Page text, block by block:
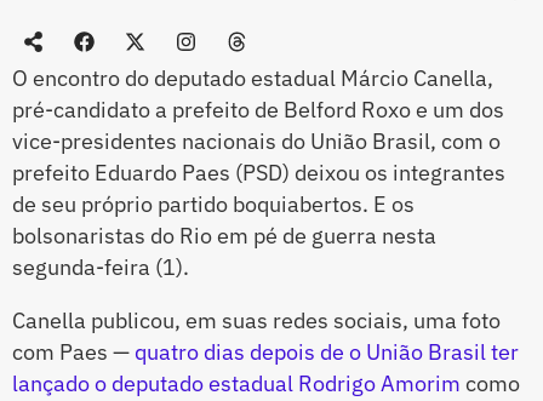
O encontro do deputado estadual Márcio Canella,
pré-candidato a prefeito de Belford Roxo e um dos
vice-presidentes nacionais do União Brasil, com o
prefeito Eduardo Paes (PSD) deixou os integrantes
de seu próprio partido boquiabertos. E os
bolsonaristas do Rio em pé de guerra nesta
segunda-feira (1).
Canella publicou, em suas redes sociais, uma foto
com Paes — quatro dias depois de o União Brasil ter
lançado o deputado estadual Rodrigo Amorim como